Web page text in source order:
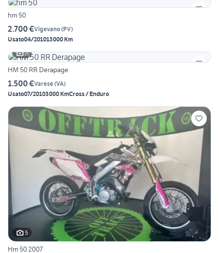
hm 50
2.700 €Vigevano(PV)
Usato04/201013000 Km
3
HM 50 RR Derapage
1.500 €Varese(VA)
Usato07/20103000 KmCross / Enduro
5
Hm 50 2007